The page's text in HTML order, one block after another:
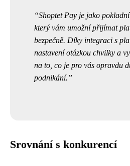
Shoptet Pay je jako
který vám umožní přijímat
bezpečně. Díky integraci s
nastavení otázkou chvilky a
na to, co je pro vás opravdu
podnikání.
Srovnání s konkurencí